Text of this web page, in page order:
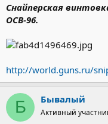
Cнайперская
ОСВ-96.
http://world.guns.ru/
Б Бывалый
Активный